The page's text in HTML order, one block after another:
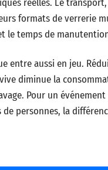
réelles. Le
formats de verrerie
le temps de
entre aussi en jeu.
diminue la
Pour un
personnes, la